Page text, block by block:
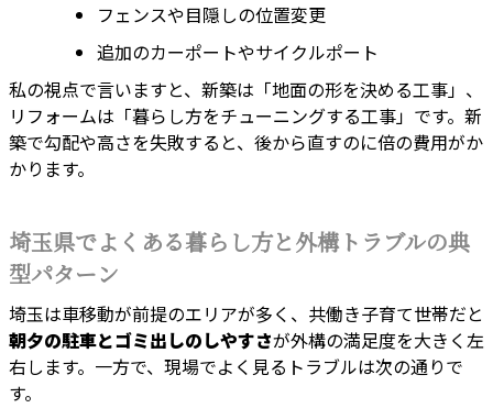
フェンスや目隠しの位置変更
追加のカーポートやサイクルポート
私の視点で言いますと、新築は「地面の形を決める工事」、
リフォームは「暮らし方をチューニングする工事」です。新
築で勾配や高さを失敗すると、後から直すのに倍の費用がか
かります。
埼玉県でよくある暮らし方と外構トラブルの典
型パターン
埼玉は車移動が前提のエリアが多く、共働き子育て世帯だと
朝夕の駐車とゴミ出しのしやすさが外構の満足度を大きく左
右します。一方で、現場でよく見るトラブルは次の通りで
す。